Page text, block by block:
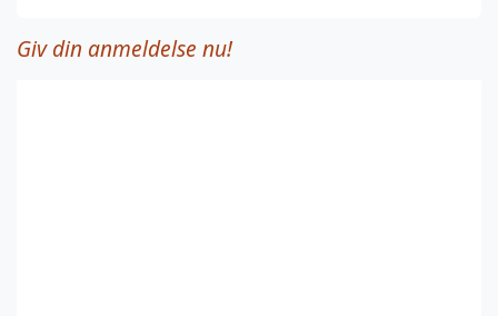
Giv din anmeldelse nu!